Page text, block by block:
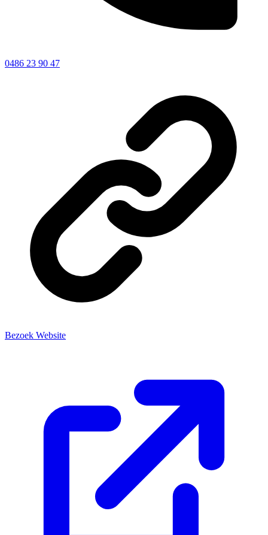
0486 23 90 47
Bezoek Website